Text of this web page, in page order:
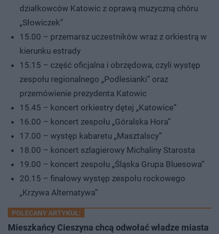
działkowców Katowic z oprawą muzyczną chóru
„Słowiczek”
15.00 – przemarsz uczestników wraz z orkiestrą w
kierunku estrady
15.15 – część oficjalna i obrzędowa, czyli występ
zespołu regionalnego „Podlesianki” oraz
przemówienie prezydenta Katowic
15.45 – koncert orkiestry dętej „Katowice”
16.00 – koncert zespołu „Góralska Hora”
17.00 – występ kabaretu „Masztalscy”
18.00 – koncert szlagierowy Michaliny Starosta
19.00 – koncert zespołu „Śląska Grupa Bluesowa”
20.15 – finałowy występ zespołu rockowego
„Krzywa Alternatywa”
POLECANY ARTYKUŁ:
Mieszkańcy Cieszyna chcą odwołać władze miasta